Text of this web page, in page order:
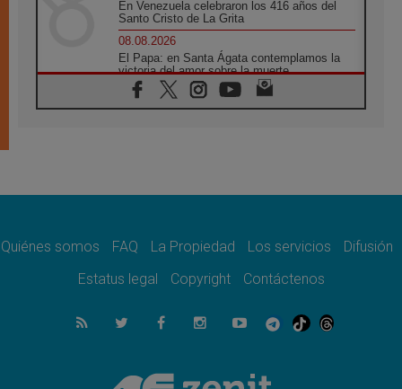
En Venezuela celebraron los 416 años del
Santo Cristo de La Grita
08.08.2026
El Papa: en Santa Ágata contemplamos la
victoria del amor sobre la muerte
08.08.2026
León XIV visitará el Santuario de la Madre
07.08.2026
07.08.2026
el compromiso del cristiano"
La matanza de niños en Gaza no cesa: 300
muertos en 300 días
Tagle: La guerra desfigura el mundo, solo la
revelación de Dios lo transfigura
Quiénes somos FAQ La Propiedad Los servicios
Difusión
Estatus legal
Copyright Contáctenos